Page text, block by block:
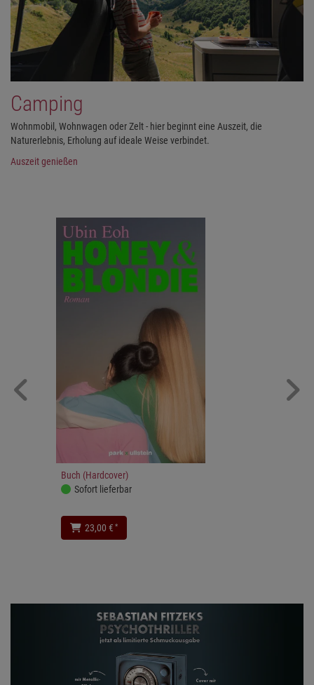
Camping
Wohnmobil, Wohnwagen oder Zelt - hier beginnt eine Auszeit, die
Naturerlebnis, Erholung auf ideale Weise verbindet.
Auszeit genießen
Buch (Hardcover)
Sofort lieferbar
23,00 € *